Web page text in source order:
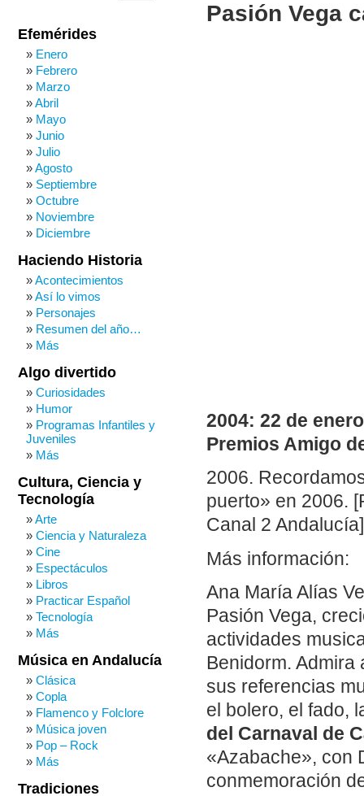
Pasión Vega
2004: 22 de
Premios Amigo
2006.
puerto» en 2006.
Canal 2
Más información:
Ana María Alías
Pasión Vega,
actividades
Benidorm.
sus referencias
el bolero, el fado,
del Carnaval de
«Azabache», con
conmemoración
Efemérides
Enero
Febrero
Marzo
Abril
Mayo
Junio
Julio
Agosto
Septiembre
Octubre
Noviembre
Diciembre
Haciendo Historia
Acontecimientos
Así lo vimos
Personajes
Resumen del año…
Más
Algo divertido
Curiosidades
Humor
Programas Infantiles y
Juveniles
Más
Cultura, Ciencia y
Tecnología
Arte
Ciencia y Naturaleza
Cine
Espectáculos
Libros
Practicar Español
Tecnología
Más
Música en Andalucía
Clásica
Copla
Flamenco y Folclore
Música joven
Pop – Rock
Más
Tradiciones